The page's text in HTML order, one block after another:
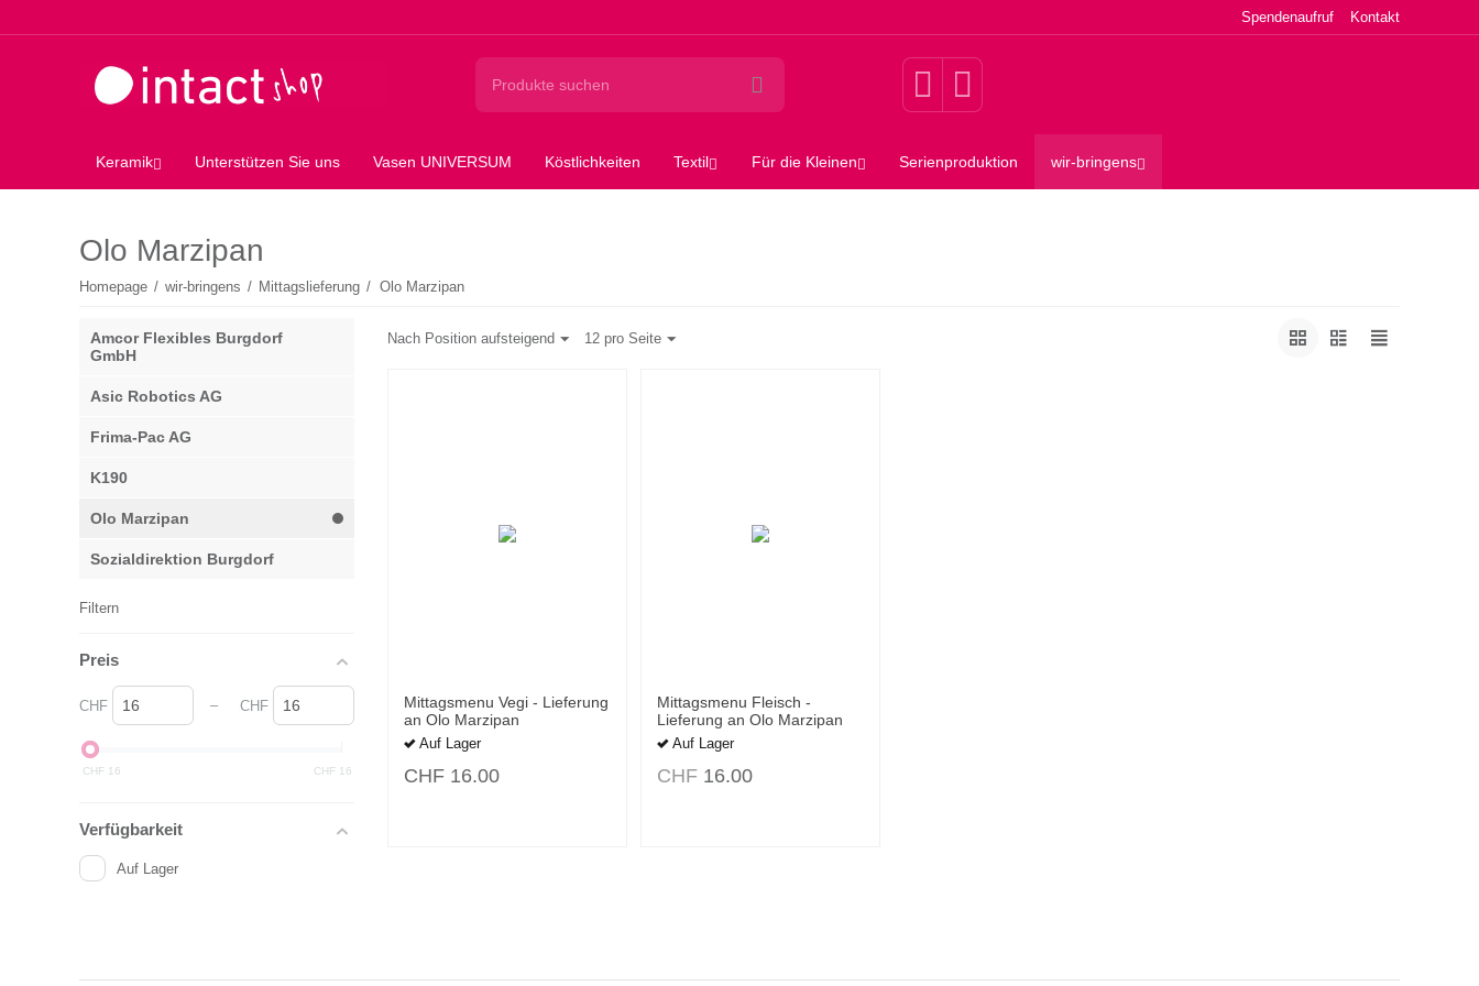
Spendenaufruf Kontakt
Keramik Unterstützen Sie uns Vasen UNIVERSUM Köstlichkeiten Textil Für die Kleinen Serienproduktion wir-bringens
Olo Marzipan
Homepage / wir-bringens / Mittagslieferung / Olo Marzipan
Nach Position aufsteigend 12 pro Seite
Mittagsmenu Vegi - Lieferung
an Olo Marzipan
Auf Lager
CHF 16.00
Mittagsmenu Fleisch -
Lieferung an Olo Marzipan
Auf Lager
CHF 16.00
Amcor Flexibles Burgdorf
GmbH
Asic Robotics AG
Frima-Pac AG
K190
Olo Marzipan
Sozialdirektion Burgdorf
Filtern
Preis
CHF – CHF
CHF 16 CHF 16
Verfügbarkeit
Auf Lager